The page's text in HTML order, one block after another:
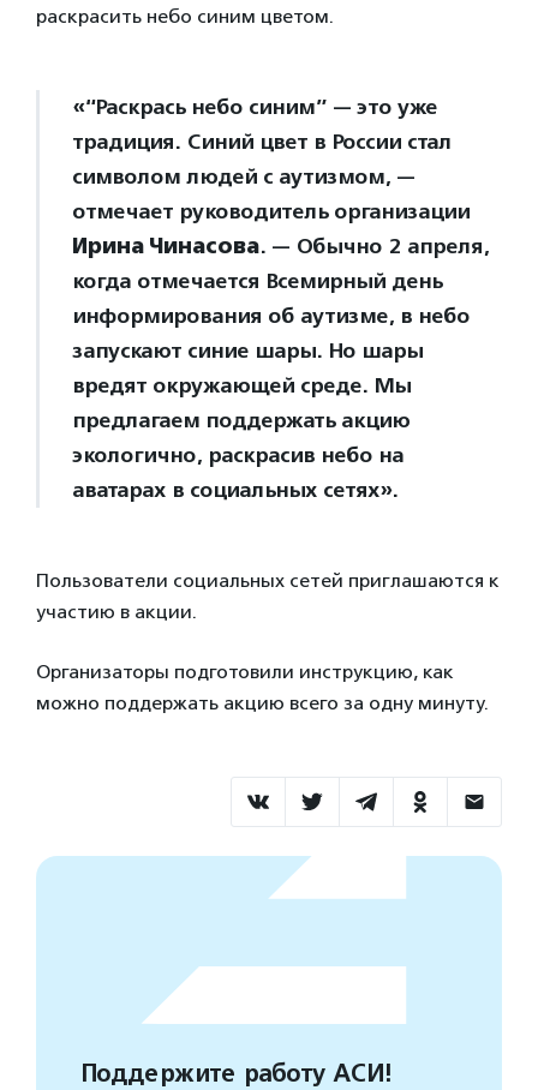
раскрасить небо синим цветом.
«“Раскрась небо синим” — это уже
традиция. Синий цвет в России стал
символом людей с аутизмом, —
отмечает руководитель организации
Ирина Чинасова. — Обычно 2 апреля,
когда отмечается Всемирный день
информирования об аутизме, в небо
запускают синие шары. Но шары
вредят окружающей среде. Мы
предлагаем поддержать акцию
экологично, раскрасив небо на
аватарах в социальных сетях».
Пользователи социальных сетей приглашаются к
участию в акции.
Организаторы подготовили инструкцию, как
можно поддержать акцию всего за одну минуту.
Поддержите работу АСИ!